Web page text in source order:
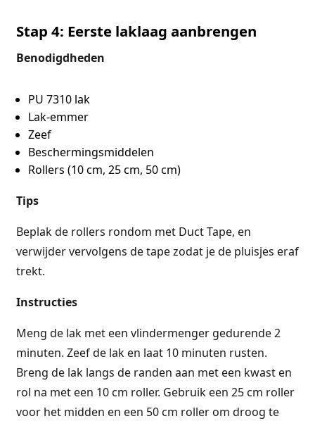
Stap 4: Eerste laklaag aanbrengen
Benodigdheden
PU 7310 lak
Lak-emmer
Zeef
Beschermingsmiddelen
Rollers (10 cm, 25 cm, 50 cm)
Tips
Beplak de rollers rondom met Duct Tape, en
verwijder vervolgens de tape zodat je de pluisjes eraf
trekt.
Instructies
Meng de lak met een vlindermenger gedurende 2
minuten. Zeef de lak en laat 10 minuten rusten.
Breng de lak langs de randen aan met een kwast en
rol na met een 10 cm roller. Gebruik een 25 cm roller
voor het midden en een 50 cm roller om droog te